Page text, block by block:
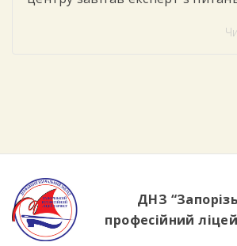
студентів тренінг «Цифрова
інформацію в інтернеті,
ДНЗ
професійний ліцей